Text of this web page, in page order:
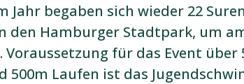
Jahr begaben sich wieder 22
den Hamburger Stadtpark, um
für das Event über
500m Laufen ist das